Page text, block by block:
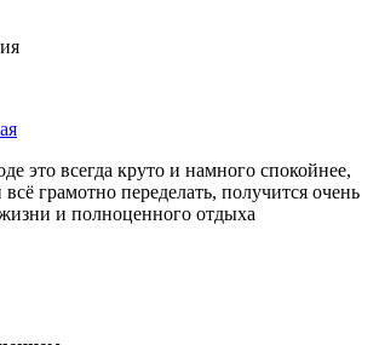
это всегда круто и намного спокойнее,
грамотно переделать, получится очень
и полноценного отдыха